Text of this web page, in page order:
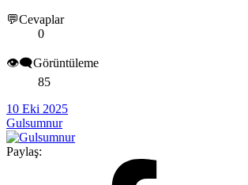
💬Cevaplar
0
👁️‍🗨️Görüntüleme
85
10 Eki 2025
Gulsumnur
Paylaş: